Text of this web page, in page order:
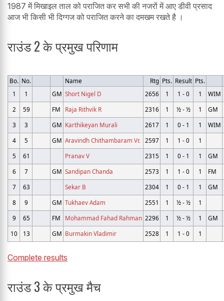
1987 में मिखाइल ताल को पराजित कर सभी की नजरों में आए डीवी प्रसाद
आज भी किसी भी दिग्गज को पराजित करने का दमखम रखते है ।
राउंड 2 के प्रमुख परिणाम
Bo. No. Name Rtg Pts. Result Pts.
1
1 GM Short Nigel D 2656 1 1 - 0 1
WIM
2
59 FM Raja Rithvik R 2316 1 ½ - ½ 1
GM
3
3 GM Karthikeyan Murali 2617 1 0 - 1 1
WIM
4
5 GM Aravindh Chithambaram Vr. 2597 1 1 - 0
1
5
61 Pranav V 2315 1 0 - 1 1
GM
6
7 GM Sandipan Chanda 2573 1 1 - 0 1
FM
7
63 Sekar B 2304 1 0 - 1 1
GM
8
9 GM Tukhaev Adam 2551 1 ½ - ½
1
9
65 FM Mohammad Fahad Rahman 2296 1 ½ - ½ 1
GM
10
13 GM Burmakin Vladimir 2528 1 1 - 0 1
Complete results
राउंड 3 के प्रमुख मैच